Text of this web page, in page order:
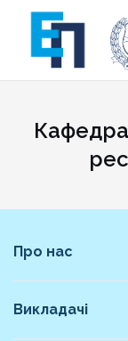
content
Про нас
Викладачі